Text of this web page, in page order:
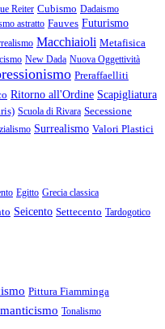
Reiter Cubismo Dadaismo
astratto Fauves Futurismo
Macchiaioli Metafisica
New Dada Nuova Oggettività
Preraffaelliti
Ritorno all'Ordine Scapigliatura
Scuola di Rivara Secessione
Surrealismo Valori Plastici
Egitto Grecia classica
Seicento Settecento Tardogotico
Pittura Fiamminga
Tonalismo